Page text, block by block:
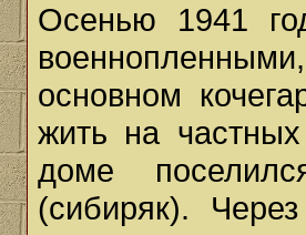
Осенью 1941
основном
жить на
доме
(сибиряк).